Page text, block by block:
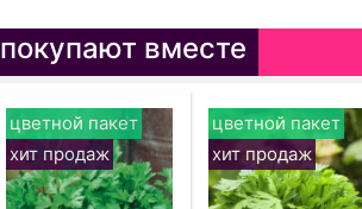
покупают вместе
цветной пакет
хит продаж
цветной пакет
хит продаж